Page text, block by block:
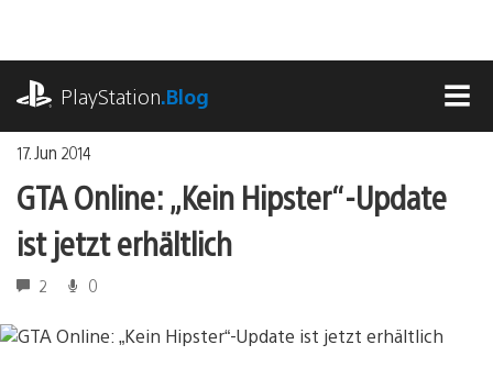
springen
PlayStation.Blog
17. Jun 2014
GTA Online: „Kein Hipster“-Update
ist jetzt erhältlich
2 0